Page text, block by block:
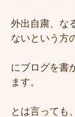
外出自粛、な
ないという方
にブログを書
ます。
とは言っても